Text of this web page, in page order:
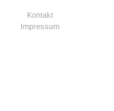
Kontakt
Impressum